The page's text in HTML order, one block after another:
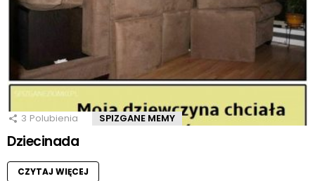
3 Polubienia SPIZGANE MEMY
Dziecinada
CZYTAJ WIĘCEJ